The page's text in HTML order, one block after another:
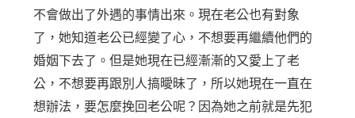
不會做出了外遇的事情出來。現在老公也有對象
了，她知道老公已經變了心，不想要再繼續他們的
婚姻下去了。但是她現在已經漸漸的又愛上了老
公，不想要再跟別人搞曖昧了，所以她現在一直在
想辦法，要怎麼挽回老公呢？因為她之前就是先犯